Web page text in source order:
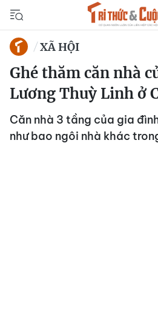
XÃ HỘI
Ghé thăm căn nhà
Lương Thuỳ Linh ở
Căn nhà 3 tầng của gia
như bao ngôi nhà khác